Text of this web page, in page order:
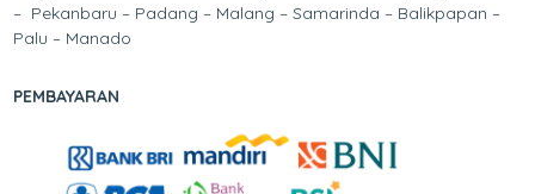
– Pekanbaru – Padang – Malang – Samarinda – Balikpapan –
Palu – Manado
PEMBAYARAN